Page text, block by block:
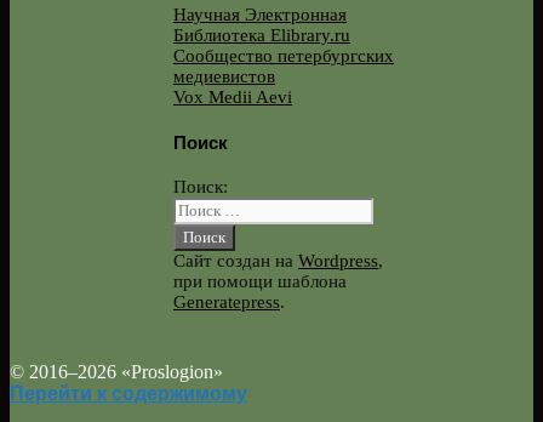
Научная Электронная
Библиотека Elibrary.ru
Сообщество петербургских
медиевистов
Vox Medii Aevi
Поиск
Поиск:
Сайт создан на Wordpress,
при помощи шаблона
Generatepress.
© 2016–2026 «Proslogion»
Перейти к содержимому